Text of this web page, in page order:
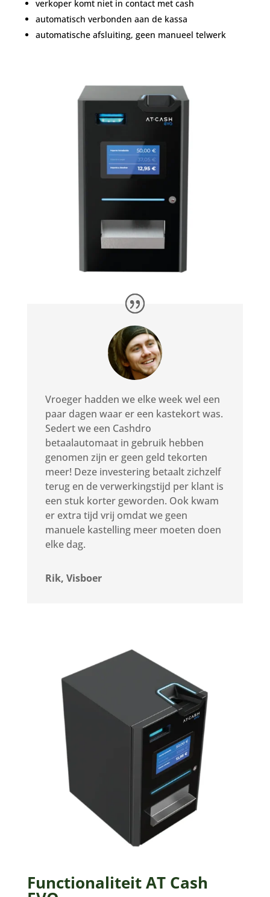
verkoper komt niet in contact met cash
automatisch verbonden aan de kassa
automatische afsluiting, geen manueel telwerk
Vroeger hadden we elke week wel een
paar dagen waar er een kastekort was.
Sedert we een Cashdro
betaalautomaat in gebruik hebben
genomen zijn er geen geld tekorten
meer! Deze investering betaalt zichzelf
terug en de verwerkingstijd per klant is
een stuk korter geworden. Ook kwam
er extra tijd vrij omdat we geen
manuele kastelling meer moeten doen
elke dag.
Rik, Visboer
Functionaliteit AT Cash